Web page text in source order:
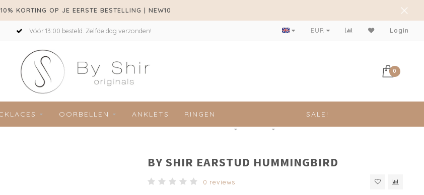
10% KORTING OP JE EERSTE BESTELLING | NEW10
Vóór 13:00 besteld. Zelfde dag verzonden! EUR Login
0
OORBELLEN ANKLETS RINGEN SALE!
BY SHIR EARSTUD HUMMINGBIRD
0 reviews